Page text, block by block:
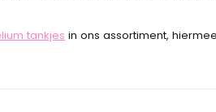
tankjes in ons assortiment,